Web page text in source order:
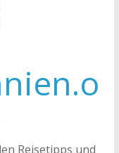
Reisetipps und